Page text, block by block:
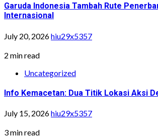
Garuda Indonesia Tambah Rute
Internasional
July 20, 2026hiu29x5357
2 min read
Uncategorized
Info Kemacetan: Dua Titik Lokasi Aksi
July 15, 2026hiu29x5357
3 min read